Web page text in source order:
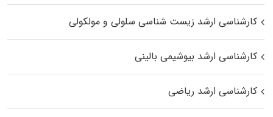
کارشناسی ارشد زیست شناسی سلولی و مولکولی
کارشناسی ارشد بیوشیمی بالینی
کارشناسی ارشد ریاضی